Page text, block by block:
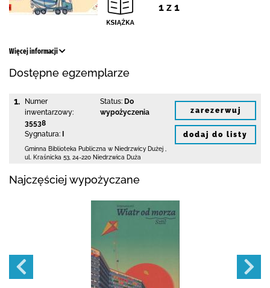
1 z 1
Więcej informacji
Dostępne egzemplarze
1.
Numer
inwentarzowy:
35538
Sygnatura:
Status: Do
wypożyczenia
Gminna Biblioteka Publiczna w Niedrzwicy Dużej
ul. Kraśnicka 53 24-220 Niedrzwica Duża
zarezerwuj
dodaj do listy
Najczęściej wypożyczane